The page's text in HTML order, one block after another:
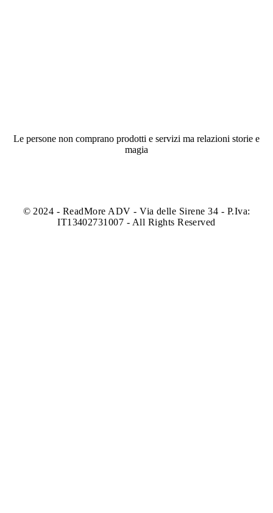
Le persone non comprano prodotti e servizi ma relazioni storie e
magia
© 2024 - ReadMore ADV - Via delle Sirene 34 - P.Iva:
IT13402731007 - All Rights Reserved